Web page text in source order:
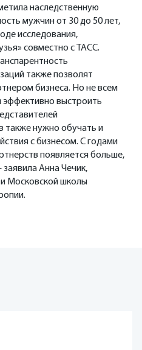
наследственную
мужчин от 30 до 50 лет,
исследования,
совместно с ТАСС.
также позволят
бизнеса. Но не всем
эффективно выстроить
также нужно обучать и
с бизнесом. С годами
появляется больше,
Анна Чечик,
Московской школы